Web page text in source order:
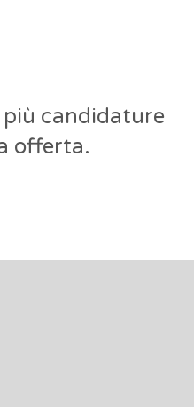
candidature
offerta.